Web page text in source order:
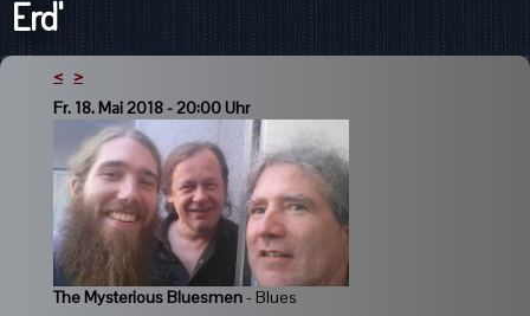
Erd'
< >
Fr. 18. Mai 2018 - 20:00 Uhr
The Mysterious Bluesmen- Blues